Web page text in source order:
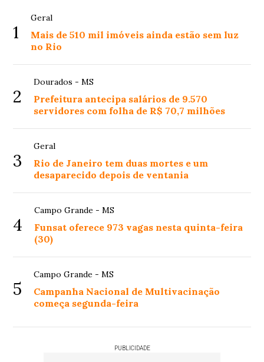
1
Geral
Mais de 510 mil imóveis ainda estão sem luz
no Rio
2
Dourados - MS
Prefeitura antecipa salários de 9.570
servidores com folha de R$ 70,7 milhões
3
Geral
Rio de Janeiro tem duas mortes e um
desaparecido depois de ventania
4
Campo Grande - MS
Funsat oferece 973 vagas nesta quinta-feira
(30)
5
Campo Grande - MS
Campanha Nacional de Multivacinação
começa segunda-feira
PUBLICIDADE